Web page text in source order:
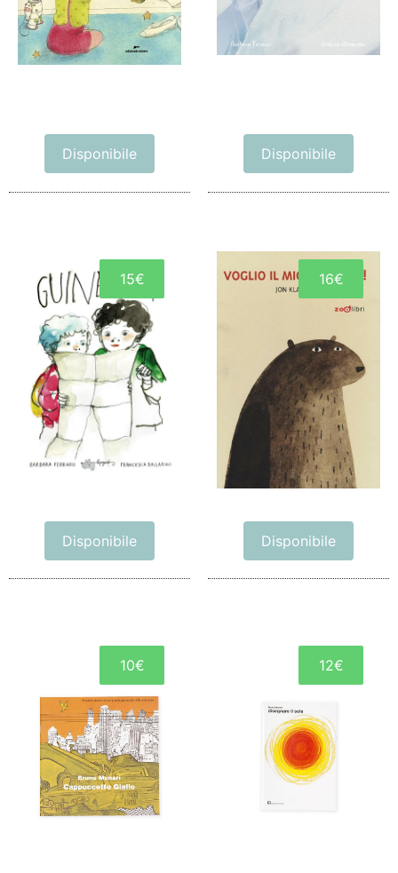
Disponibile Disponibile
Disponibile
15€
Disponibile
16€
10€ 12€